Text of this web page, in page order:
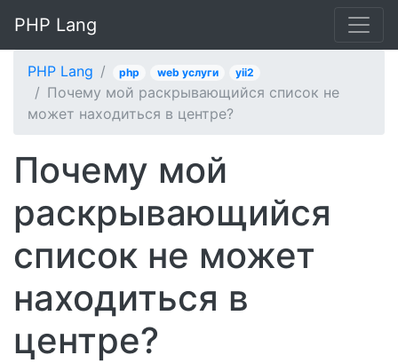
PHP Lang
PHP Lang php web услуги yii2
Почему мой раскрывающийся список не
может находиться в центре?
Почему мой
раскрывающийся
список не может
находиться в
центре?